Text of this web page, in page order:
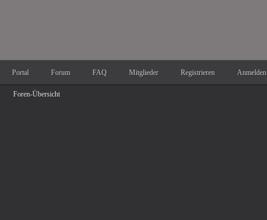
Portal Forum FAQ Mitglieder Registrieren Anmelden
Foren-Übersicht